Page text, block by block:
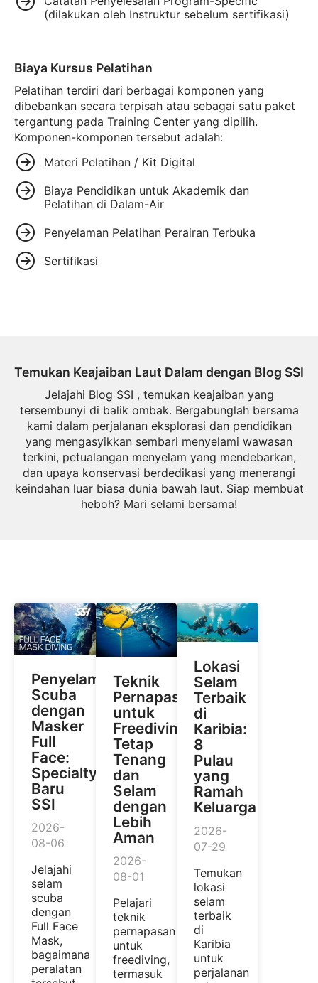
(dilakukan oleh Instruktur sebelum sertifikasi)
Biaya Kursus Pelatihan
Pelatihan terdiri dari berbagai komponen yang
dibebankan secara terpisah atau sebagai satu paket
tergantung pada Training Center yang dipilih.
Komponen-komponen tersebut adalah:
Materi Pelatihan / Kit Digital
Biaya Pendidikan untuk Akademik dan
Pelatihan di Dalam-Air
Penyelaman Pelatihan Perairan Terbuka
Sertifikasi
Temukan Keajaiban Laut Dalam dengan Blog SSI
Jelajahi Blog SSI , temukan keajaiban yang
tersembunyi di balik ombak. Bergabunglah bersama
kami dalam perjalanan eksplorasi dan pendidikan
yang mengasyikkan sembari menyelami wawasan
terkini, petualangan menyelam yang mendebarkan,
dan upaya konservasi berdedikasi yang menerangi
keindahan luar biasa dunia bawah laut. Siap membuat
heboh? Mari selami bersama!
Penyelaman
Scuba
dengan
Masker
Full
Face:
Specialty
Baru
SSI
2026-
08-06
Jelajahi
selam
scuba
dengan
Full Face
Mask,
bagaimana
peralatan
Teknik
Pernapasan
untuk
Freediving:
Tetap
Tenang
dan
Selam
dengan
Lebih
Aman
2026-
08-01
Pelajari
teknik
pernapasan
untuk
freediving,
termasuk
Lokasi
Selam
Terbaik
di
Karibia:
8
Pulau
yang
Ramah
Keluarga
2026-
07-29
Temukan
lokasi
selam
terbaik
di
Karibia
untuk
perjalanan